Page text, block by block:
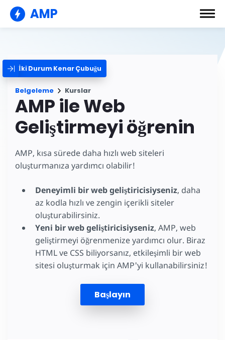
AMP
İki Durum Kenar Çubuğu
Belgeleme Kurslar
AMP ile Web
Geliştirmeyi öğrenin
AMP, kısa sürede daha hızlı web siteleri
oluşturmanıza yardımcı olabilir!
Deneyimli bir web geliştiricisiyseniz, daha
az kodla hızlı ve zengin içerikli siteler
oluşturabilirsiniz.
Yeni bir web geliştiricisiyseniz, AMP, web
geliştirmeyi öğrenmenize yardımcı olur. Biraz
HTML ve CSS biliyorsanız, etkileşimli bir web
sitesi oluşturmak için AMP'yi kullanabilirsiniz!
Başlayın